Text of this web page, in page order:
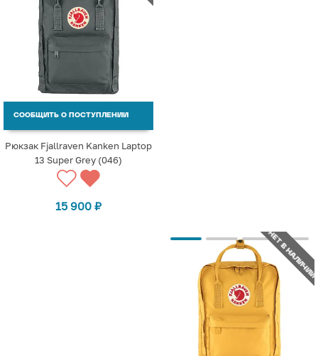
СООБЩИТЬ О ПОСТУПЛЕНИИ
Рюкзак Fjallraven Kanken Laptop
13 Super Grey (046)
15 900 ₽
НЕТ В НАЛИЧИИ